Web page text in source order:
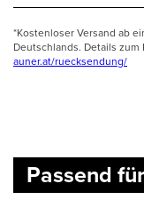
*Kostenloser Versand ab
Deutschlands. Details
auner.at/ruecksendung/
Passend für